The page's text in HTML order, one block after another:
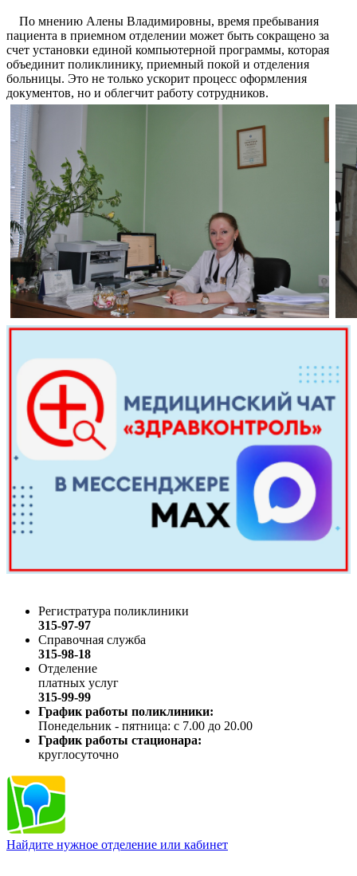
По мнению Алены Владимировны, время пребывания
пациента в приемном отделении может быть сокращено за
счет установки единой компьютерной программы, которая
объединит поликлинику, приемный покой и отделения
больницы. Это не только ускорит процесс оформления
документов, но и облегчит работу сотрудников.
Регистратура поликлиники
315-97-97
Справочная служба
315-98-18
Отделение
платных услуг
315-99-99
График работы поликлиники:
Понедельник - пятница: с 7.00 до 20.00
График работы стационара:
круглосуточно
Найдите нужное отделение или кабинет